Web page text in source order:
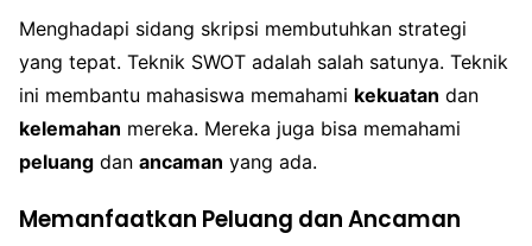
Menghadapi sidang skripsi membutuhkan strategi
yang tepat. Teknik SWOT adalah salah satunya. Teknik
ini membantu mahasiswa memahami kekuatan dan
kelemahan mereka. Mereka juga bisa memahami
peluang dan ancaman yang ada.
Memanfaatkan Peluang dan Ancaman